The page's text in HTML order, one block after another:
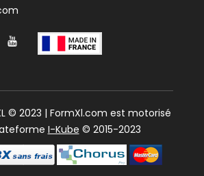
© 2023 | FormXl.com est motorisé
I-Kube © 2015-2023